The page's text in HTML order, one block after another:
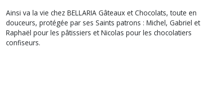
Ainsi va la vie chez BELLARIA Gâteaux et Chocolats, toute en
douceurs, protégée par ses Saints patrons : Michel, Gabriel et
Raphaël pour les pâtissiers et Nicolas pour les chocolatiers
confiseurs.